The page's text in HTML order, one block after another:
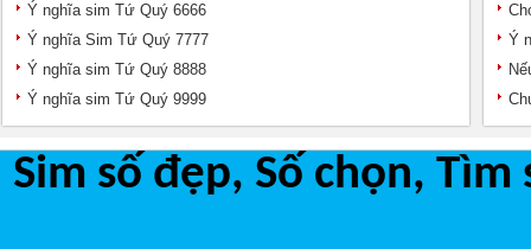
Ý nghĩa sim Tứ Quý 6666
Ý nghĩa Sim Tứ Quý 7777
Ý nghĩa sim Tứ Quý 8888
Ý nghĩa sim Tứ Quý 9999
Ý
Sim số đẹp, Số chọn,